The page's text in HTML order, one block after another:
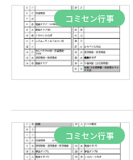
コミセン行事
コミセン行事